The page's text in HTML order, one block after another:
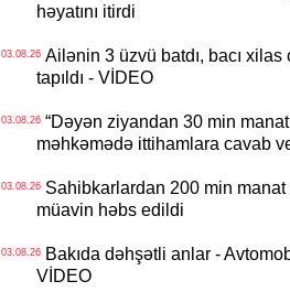
həyatını itirdi
03.08.26Ailənin 3 üzvü batdı, bacı xilas
tapıldı - VİDEO
03.08.26“Dəyən ziyandan 30 min
məhkəmədə ittihamlara cavab
03.08.26Sahibkarlardan 200 min manat
müavin həbs edildi
03.08.26Bakıda dəhşətli anlar -
VİDEO